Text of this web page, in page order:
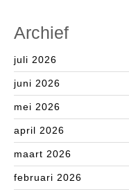
Archief
juli 2026
juni 2026
mei 2026
april 2026
maart 2026
februari 2026